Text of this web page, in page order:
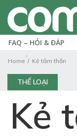
FAQ – HỎI & ĐÁP
Home Kẻ tâm thần
THỂ LOẠI
Kẻ